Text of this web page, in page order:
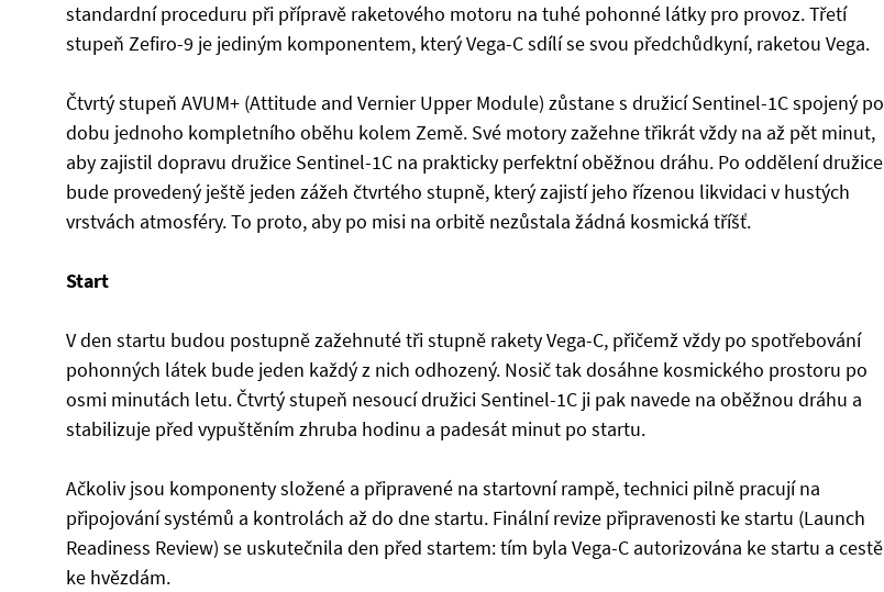
standardní proceduru při přípravě raketového motoru na tuhé pohonné látky pro provoz. Třetí
stupeň Zefiro-9 je jediným komponentem, který Vega-C sdílí se svou předchůdkyní, raketou Vega.
Čtvrtý stupeň AVUM+ (Attitude and Vernier Upper Module) zůstane s družicí Sentinel-1C spojený po
dobu jednoho kompletního oběhu kolem Země. Své motory zažehne třikrát vždy na až pět minut,
aby zajistil dopravu družice Sentinel-1C na prakticky perfektní oběžnou dráhu. Po oddělení družice
bude provedený ještě jeden zážeh čtvrtého stupně, který zajistí jeho řízenou likvidaci v hustých
vrstvách atmosféry. To proto, aby po misi na orbitě nezůstala žádná kosmická tříšť.
Start
V den startu budou postupně zažehnuté tři stupně rakety Vega-C, přičemž vždy po spotřebování
pohonných látek bude jeden každý z nich odhozený. Nosič tak dosáhne kosmického prostoru po
osmi minutách letu. Čtvrtý stupeň nesoucí družici Sentinel-1C ji pak navede na oběžnou dráhu a
stabilizuje před vypuštěním zhruba hodinu a padesát minut po startu.
Ačkoliv jsou komponenty složené a připravené na startovní rampě, technici pilně pracují na
připojování systémů a kontrolách až do dne startu. Finální revize připravenosti ke startu (Launch
Readiness Review) se uskutečnila den před startem: tím byla Vega-C autorizována ke startu a cestě
ke hvězdám.